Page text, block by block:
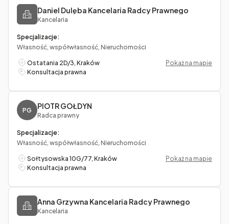
Daniel Dulęba Kancelaria Radcy Prawnego
Kancelaria
Specjalizacje:
Własność, współwłasność, Nieruchomości
Ostatania 2D/3, Kraków
Pokaż na mapie
Konsultacja prawna
PG PIOTR GOŁDYN
Radca prawny
Specjalizacje:
Własność, współwłasność, Nieruchomości
Sołtysowska 10G/77, Kraków
Pokaż na mapie
Konsultacja prawna
Anna Grzywna Kancelaria Radcy Prawnego
Kancelaria